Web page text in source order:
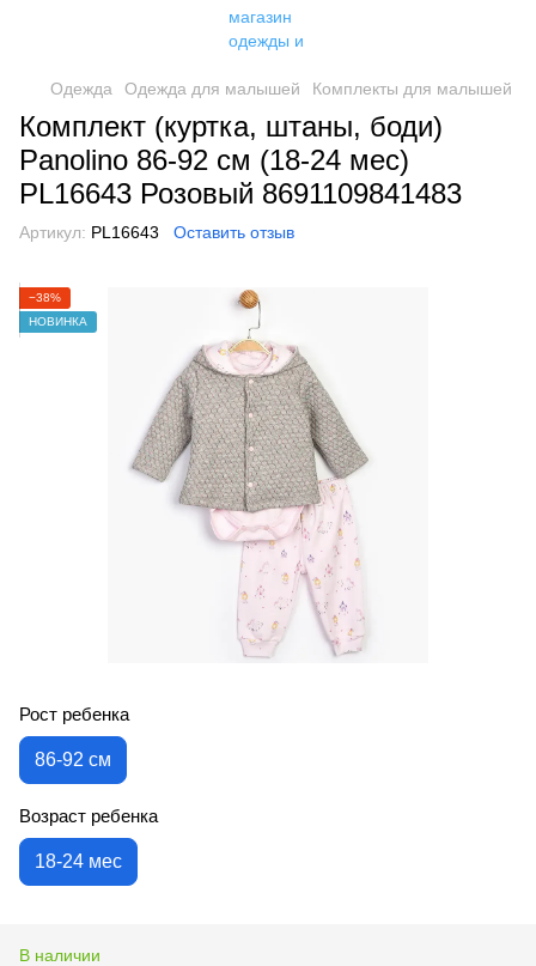
Одежда Одежда для малышей Комплекты для малышей
Комплект (куртка, штаны, боди)
Panolino 86-92 см (18-24 мес)
PL16643 Розовый 8691109841483
Артикул: PL16643 Оставить отзыв
−38%
НОВИНКА
Рост ребенка
86-92 см
Возраст ребенка
18-24 мес
В наличии